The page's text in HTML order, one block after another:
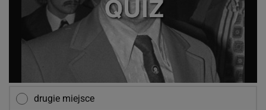
drugie miejsce